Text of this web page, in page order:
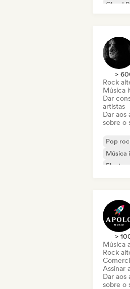
Cloud
>
Rock
Música
Dar
artistas
Dar aos
sobre o
Pop
Música
>
Música
Rock
Assinar
Dar aos
sobre o